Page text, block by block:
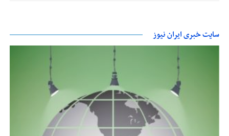
سایت خبری ایران نیوز